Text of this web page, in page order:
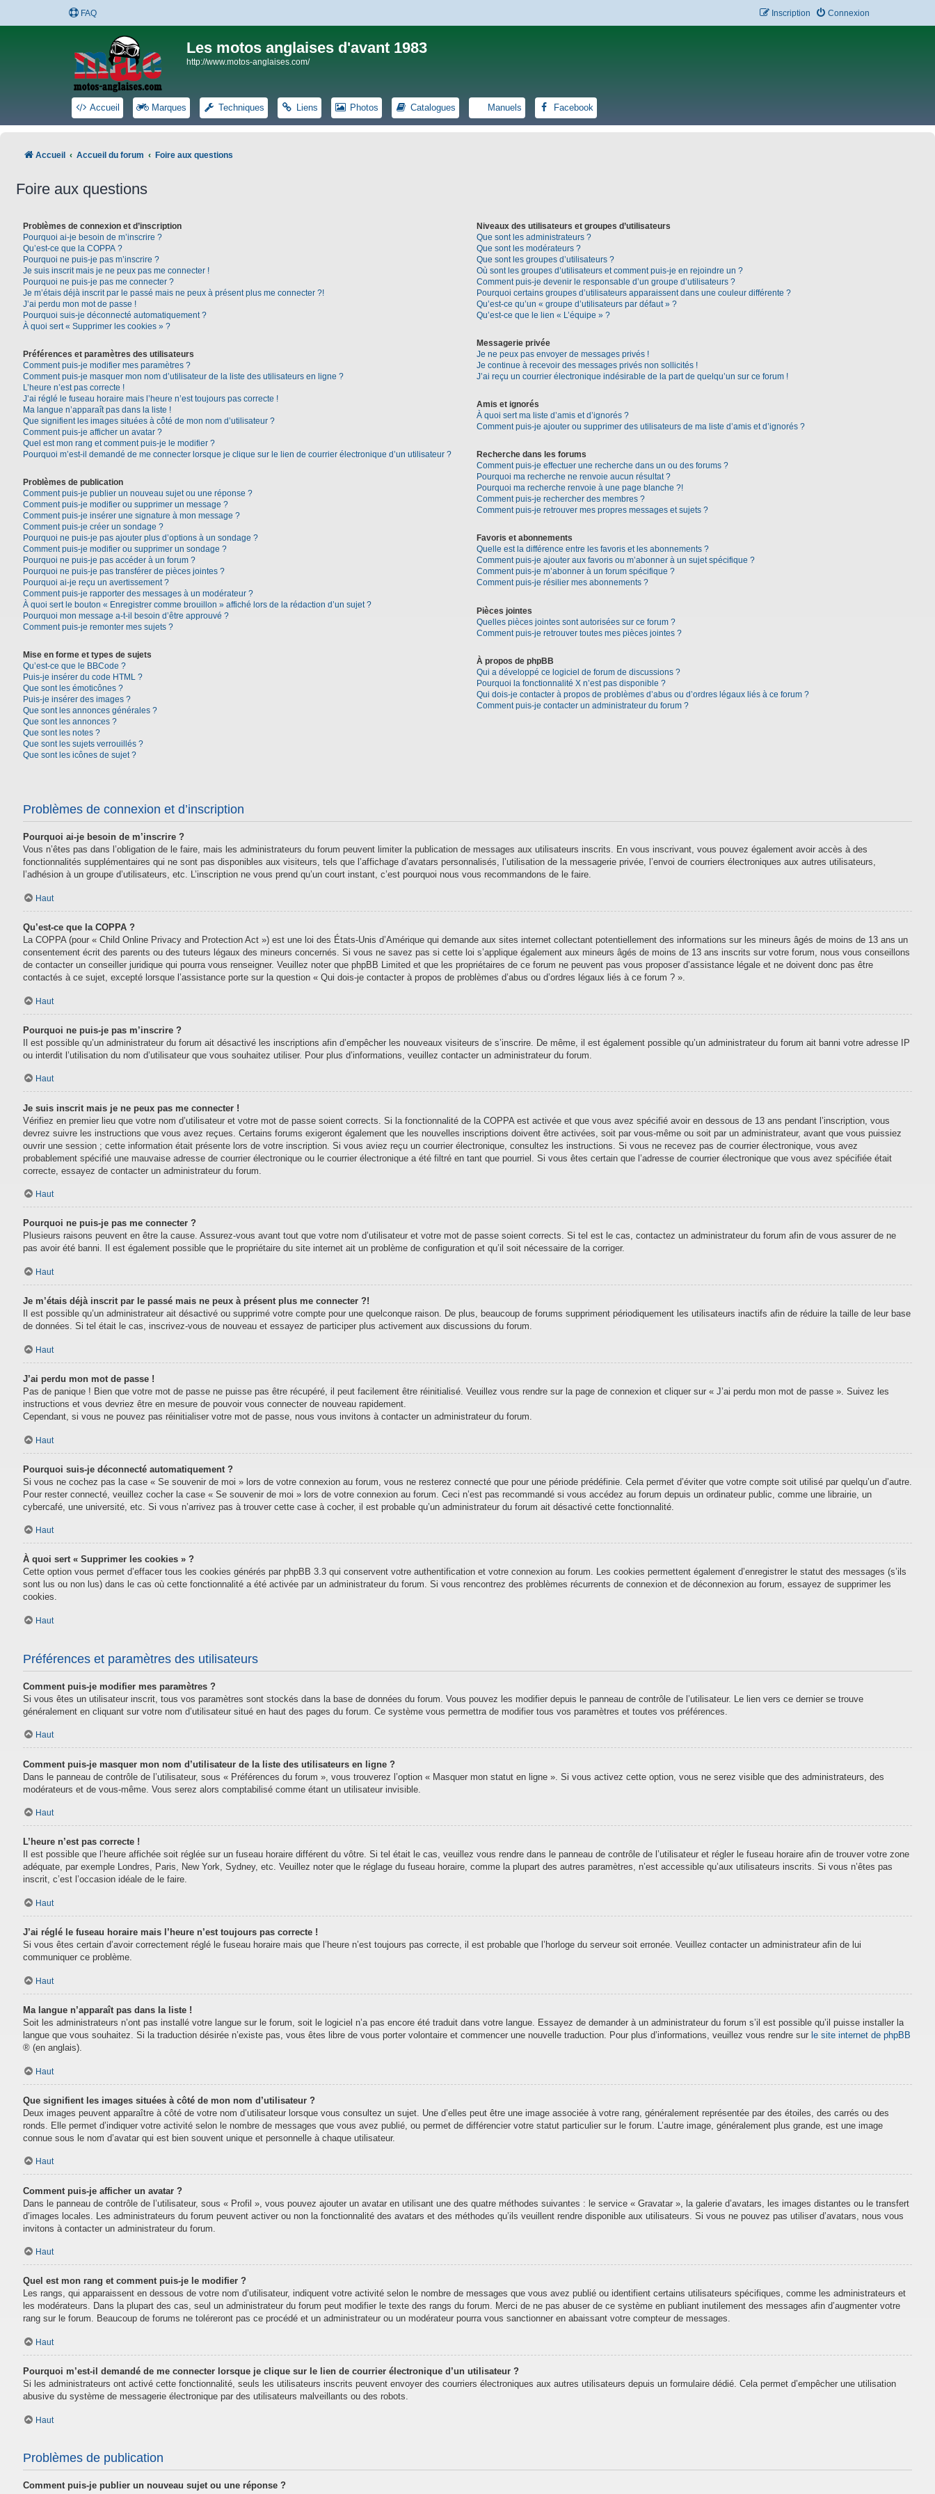
FAQ Connexion
Inscription
Les motos anglaises d'avant 1983
http://www.motos-anglaises.com/
Accueil Marques Techniques Liens Photos Catalogues Manuels Facebook
Accueil Accueil du forum Foire aux questions
Foire aux questions
Problèmes de connexion et d’inscription
Pourquoi ai-je besoin de m’inscrire ?
Qu’est-ce que la COPPA ?
Pourquoi ne puis-je pas m’inscrire ?
Je suis inscrit mais je ne peux pas me connecter !
Pourquoi ne puis-je pas me connecter ?
Je m’étais déjà inscrit par le passé mais ne peux à présent plus me connecter ?!
J’ai perdu mon mot de passe !
Pourquoi suis-je déconnecté automatiquement ?
À quoi sert « Supprimer les cookies » ?
Préférences et paramètres des utilisateurs
Comment puis-je modifier mes paramètres ?
Comment puis-je masquer mon nom d’utilisateur de la liste des utilisateurs en ligne ?
L’heure n’est pas correcte !
J’ai réglé le fuseau horaire mais l’heure n’est toujours pas correcte !
Ma langue n’apparaît pas dans la liste !
Que signifient les images situées à côté de mon nom d’utilisateur ?
Comment puis-je afficher un avatar ?
Quel est mon rang et comment puis-je le modifier ?
Pourquoi m’est-il demandé de me connecter lorsque je clique sur le lien de courrier électronique d’un utilisateur ?
Problèmes de publication
Comment puis-je publier un nouveau sujet ou une réponse ?
Comment puis-je modifier ou supprimer un message ?
Comment puis-je insérer une signature à mon message ?
Comment puis-je créer un sondage ?
Pourquoi ne puis-je pas ajouter plus d’options à un sondage ?
Comment puis-je modifier ou supprimer un sondage ?
Pourquoi ne puis-je pas accéder à un forum ?
Pourquoi ne puis-je pas transférer de pièces jointes ?
Pourquoi ai-je reçu un avertissement ?
Comment puis-je rapporter des messages à un modérateur ?
À quoi sert le bouton « Enregistrer comme brouillon » affiché lors de la rédaction d’un sujet ?
Pourquoi mon message a-t-il besoin d’être approuvé ?
Comment puis-je remonter mes sujets ?
Mise en forme et types de sujets
Qu’est-ce que le BBCode ?
Puis-je insérer du code HTML ?
Que sont les émoticônes ?
Puis-je insérer des images ?
Que sont les annonces générales ?
Que sont les annonces ?
Que sont les notes ?
Que sont les sujets verrouillés ?
Que sont les icônes de sujet ?
Niveaux des utilisateurs et groupes d’utilisateurs
Que sont les administrateurs ?
Que sont les modérateurs ?
Que sont les groupes d’utilisateurs ?
Où sont les groupes d’utilisateurs et comment puis-je en rejoindre un ?
Comment puis-je devenir le responsable d’un groupe d’utilisateurs ?
Pourquoi certains groupes d’utilisateurs apparaissent dans une couleur différente ?
Qu’est-ce qu’un « groupe d’utilisateurs par défaut » ?
Qu’est-ce que le lien « L’équipe » ?
Messagerie privée
Je ne peux pas envoyer de messages privés !
Je continue à recevoir des messages privés non sollicités !
J’ai reçu un courrier électronique indésirable de la part de quelqu’un sur ce forum !
Amis et ignorés
À quoi sert ma liste d’amis et d’ignorés ?
Comment puis-je ajouter ou supprimer des utilisateurs de ma liste d’amis et d’ignorés ?
Recherche dans les forums
Comment puis-je effectuer une recherche dans un ou des forums ?
Pourquoi ma recherche ne renvoie aucun résultat ?
Pourquoi ma recherche renvoie à une page blanche ?!
Comment puis-je rechercher des membres ?
Comment puis-je retrouver mes propres messages et sujets ?
Favoris et abonnements
Quelle est la différence entre les favoris et les abonnements ?
Comment puis-je ajouter aux favoris ou m’abonner à un sujet spécifique ?
Comment puis-je m’abonner à un forum spécifique ?
Comment puis-je résilier mes abonnements ?
Pièces jointes
Quelles pièces jointes sont autorisées sur ce forum ?
Comment puis-je retrouver toutes mes pièces jointes ?
À propos de phpBB
Qui a développé ce logiciel de forum de discussions ?
Pourquoi la fonctionnalité X n’est pas disponible ?
Qui dois-je contacter à propos de problèmes d’abus ou d’ordres légaux liés à ce forum ?
Comment puis-je contacter un administrateur du forum ?
Problèmes de connexion et d’inscription
Pourquoi ai-je besoin de m’inscrire ?
Vous n’êtes pas dans l’obligation de le faire, mais les administrateurs du forum peuvent limiter la publication de messages aux utilisateurs inscrits. En vous inscrivant, vous pouvez également avoir accès à des
fonctionnalités supplémentaires qui ne sont pas disponibles aux visiteurs, tels que l’affichage d’avatars personnalisés, l’utilisation de la messagerie privée, l’envoi de courriers électroniques aux autres utilisateurs,
l’adhésion à un groupe d’utilisateurs, etc. L’inscription ne vous prend qu’un court instant, c’est pourquoi nous vous recommandons de le faire.
Haut
Qu’est-ce que la COPPA ?
La COPPA (pour « Child Online Privacy and Protection Act ») est une loi des États-Unis d’Amérique qui demande aux sites internet collectant potentiellement des informations sur les mineurs âgés de moins de 13 ans un
consentement écrit des parents ou des tuteurs légaux des mineurs concernés. Si vous ne savez pas si cette loi s’applique également aux mineurs âgés de moins de 13 ans inscrits sur votre forum, nous vous conseillons
de contacter un conseiller juridique qui pourra vous renseigner. Veuillez noter que phpBB Limited et que les propriétaires de ce forum ne peuvent pas vous proposer d’assistance légale et ne doivent donc pas être
contactés à ce sujet, excepté lorsque l’assistance porte sur la question « Qui dois-je contacter à propos de problèmes d’abus ou d’ordres légaux liés à ce forum ? ».
Haut
Pourquoi ne puis-je pas m’inscrire ?
Il est possible qu’un administrateur du forum ait désactivé les inscriptions afin d’empêcher les nouveaux visiteurs de s’inscrire. De même, il est également possible qu’un administrateur du forum ait banni votre adresse IP
ou interdit l’utilisation du nom d’utilisateur que vous souhaitez utiliser. Pour plus d’informations, veuillez contacter un administrateur du forum.
Haut
Je suis inscrit mais je ne peux pas me connecter !
Vérifiez en premier lieu que votre nom d’utilisateur et votre mot de passe soient corrects. Si la fonctionnalité de la COPPA est activée et que vous avez spécifié avoir en dessous de 13 ans pendant l’inscription, vous
devrez suivre les instructions que vous avez reçues. Certains forums exigeront également que les nouvelles inscriptions doivent être activées, soit par vous-même ou soit par un administrateur, avant que vous puissiez
ouvrir une session ; cette information était présente lors de votre inscription. Si vous aviez reçu un courrier électronique, consultez les instructions. Si vous ne recevez pas de courrier électronique, vous avez
probablement spécifié une mauvaise adresse de courrier électronique ou le courrier électronique a été filtré en tant que pourriel. Si vous êtes certain que l’adresse de courrier électronique que vous avez spécifiée était
correcte, essayez de contacter un administrateur du forum.
Haut
Pourquoi ne puis-je pas me connecter ?
Plusieurs raisons peuvent en être la cause. Assurez-vous avant tout que votre nom d’utilisateur et votre mot de passe soient corrects. Si tel est le cas, contactez un administrateur du forum afin de vous assurer de ne
pas avoir été banni. Il est également possible que le propriétaire du site internet ait un problème de configuration et qu’il soit nécessaire de la corriger.
Haut
Je m’étais déjà inscrit par le passé mais ne peux à présent plus me connecter ?!
Il est possible qu’un administrateur ait désactivé ou supprimé votre compte pour une quelconque raison. De plus, beaucoup de forums suppriment périodiquement les utilisateurs inactifs afin de réduire la taille de leur base
de données. Si tel était le cas, inscrivez-vous de nouveau et essayez de participer plus activement aux discussions du forum.
Haut
J’ai perdu mon mot de passe !
Pas de panique ! Bien que votre mot de passe ne puisse pas être récupéré, il peut facilement être réinitialisé. Veuillez vous rendre sur la page de connexion et cliquer sur « J’ai perdu mon mot de passe ». Suivez les
instructions et vous devriez être en mesure de pouvoir vous connecter de nouveau rapidement.
Cependant, si vous ne pouvez pas réinitialiser votre mot de passe, nous vous invitons à contacter un administrateur du forum.
Haut
Pourquoi suis-je déconnecté automatiquement ?
Si vous ne cochez pas la case « Se souvenir de moi » lors de votre connexion au forum, vous ne resterez connecté que pour une période prédéfinie. Cela permet d’éviter que votre compte soit utilisé par quelqu’un d’autre.
Pour rester connecté, veuillez cocher la case « Se souvenir de moi » lors de votre connexion au forum. Ceci n’est pas recommandé si vous accédez au forum depuis un ordinateur public, comme une librairie, un
cybercafé, une université, etc. Si vous n’arrivez pas à trouver cette case à cocher, il est probable qu’un administrateur du forum ait désactivé cette fonctionnalité.
Haut
À quoi sert « Supprimer les cookies » ?
Cette option vous permet d’effacer tous les cookies générés par phpBB 3.3 qui conservent votre authentification et votre connexion au forum. Les cookies permettent également d’enregistrer le statut des messages (s’ils
sont lus ou non lus) dans le cas où cette fonctionnalité a été activée par un administrateur du forum. Si vous rencontrez des problèmes récurrents de connexion et de déconnexion au forum, essayez de supprimer les
cookies.
Haut
Préférences et paramètres des utilisateurs
Comment puis-je modifier mes paramètres ?
Si vous êtes un utilisateur inscrit, tous vos paramètres sont stockés dans la base de données du forum. Vous pouvez les modifier depuis le panneau de contrôle de l’utilisateur. Le lien vers ce dernier se trouve
généralement en cliquant sur votre nom d’utilisateur situé en haut des pages du forum. Ce système vous permettra de modifier tous vos paramètres et toutes vos préférences.
Haut
Comment puis-je masquer mon nom d’utilisateur de la liste des utilisateurs en ligne ?
Dans le panneau de contrôle de l’utilisateur, sous « Préférences du forum », vous trouverez l’option « Masquer mon statut en ligne ». Si vous activez cette option, vous ne serez visible que des administrateurs, des
modérateurs et de vous-même. Vous serez alors comptabilisé comme étant un utilisateur invisible.
Haut
L’heure n’est pas correcte !
Il est possible que l’heure affichée soit réglée sur un fuseau horaire différent du vôtre. Si tel était le cas, veuillez vous rendre dans le panneau de contrôle de l’utilisateur et régler le fuseau horaire afin de trouver votre zone
adéquate, par exemple Londres, Paris, New York, Sydney, etc. Veuillez noter que le réglage du fuseau horaire, comme la plupart des autres paramètres, n’est accessible qu’aux utilisateurs inscrits. Si vous n’êtes pas
inscrit, c’est l’occasion idéale de le faire.
Haut
J’ai réglé le fuseau horaire mais l’heure n’est toujours pas correcte !
Si vous êtes certain d’avoir correctement réglé le fuseau horaire mais que l’heure n’est toujours pas correcte, il est probable que l’horloge du serveur soit erronée. Veuillez contacter un administrateur afin de lui
communiquer ce problème.
Haut
Ma langue n’apparaît pas dans la liste !
Soit les administrateurs n’ont pas installé votre langue sur le forum, soit le logiciel n’a pas encore été traduit dans votre langue. Essayez de demander à un administrateur du forum s’il est possible qu’il puisse installer la
langue que vous souhaitez. Si la traduction désirée n’existe pas, vous êtes libre de vous porter volontaire et commencer une nouvelle traduction. Pour plus d’informations, veuillez vous rendre sur le site internet de phpBB
® (en anglais).
Haut
Que signifient les images situées à côté de mon nom d’utilisateur ?
Deux images peuvent apparaître à côté de votre nom d’utilisateur lorsque vous consultez un sujet. Une d’elles peut être une image associée à votre rang, généralement représentée par des étoiles, des carrés ou des
ronds. Elle permet d’indiquer votre activité selon le nombre de messages que vous avez publié, ou permet de différencier votre statut particulier sur le forum. L’autre image, généralement plus grande, est une image
connue sous le nom d’avatar qui est bien souvent unique et personnelle à chaque utilisateur.
Haut
Comment puis-je afficher un avatar ?
Dans le panneau de contrôle de l’utilisateur, sous « Profil », vous pouvez ajouter un avatar en utilisant une des quatre méthodes suivantes : le service « Gravatar », la galerie d’avatars, les images distantes ou le transfert
d’images locales. Les administrateurs du forum peuvent activer ou non la fonctionnalité des avatars et des méthodes qu’ils veuillent rendre disponible aux utilisateurs. Si vous ne pouvez pas utiliser d’avatars, nous vous
invitons à contacter un administrateur du forum.
Haut
Quel est mon rang et comment puis-je le modifier ?
Les rangs, qui apparaissent en dessous de votre nom d’utilisateur, indiquent votre activité selon le nombre de messages que vous avez publié ou identifient certains utilisateurs spécifiques, comme les administrateurs et
les modérateurs. Dans la plupart des cas, seul un administrateur du forum peut modifier le texte des rangs du forum. Merci de ne pas abuser de ce système en publiant inutilement des messages afin d’augmenter votre
rang sur le forum. Beaucoup de forums ne toléreront pas ce procédé et un administrateur ou un modérateur pourra vous sanctionner en abaissant votre compteur de messages.
Haut
Pourquoi m’est-il demandé de me connecter lorsque je clique sur le lien de courrier électronique d’un utilisateur ?
Si les administrateurs ont activé cette fonctionnalité, seuls les utilisateurs inscrits peuvent envoyer des courriers électroniques aux autres utilisateurs depuis un formulaire dédié. Cela permet d’empêcher une utilisation
abusive du système de messagerie électronique par des utilisateurs malveillants ou des robots.
Haut
Problèmes de publication
Comment puis-je publier un nouveau sujet ou une réponse ?